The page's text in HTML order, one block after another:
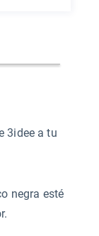
3idee a tu
negra esté